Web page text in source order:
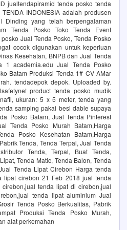
jualtendapiramid tenda posko tenda
INDONESIA adalah produsen
Dinding yang telah berpengalaman
Tenda Posko Toko Tenda Event
Jual Tenda Posko, Tenda Posko
cocok digunakan untuk keperluan
Kesehatan, BNPB dan Jual Tenda
1 academia.edu Jual Tenda Posko
Batam Produksi Tenda 1# CV AMar
tendadepok depok. Uploaded by.
product tenda posko mudik
ukuran: 5 x 5 meter, tenda yang
samping pakai besi dable supaya
Posko Batam, Jual Tenda Pinterest
Tenda Posko Murah Batam,Harga
Posko Kesehatan Batam,Harga
Tenda, Tenda Terpal, Jual Tenda
Tenda, Terpal, Buat Tenda,
Tenda Matic, Tenda Balon, Tenda
Tenda Lipat Cirebon Harga tenda
lipat cirebon 21 Feb 2018 jual tenda
tenda lipat di cirebon,jual
tenda lipat aluminium Jual
Tenda Posko Berkualitas, Pabrik
Produksi Tenda Posko Murah,
alat perkemahan